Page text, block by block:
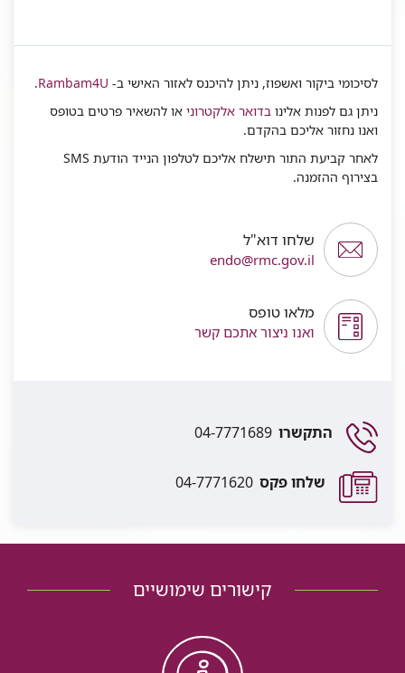
לסיכומי ביקור ואשפוז, ניתן להיכנס לאזור האישי ב- Rambam4U
.
ניתן גם לפנות אלינו בדואר אלקטרוני או להשאיר פרטים בטופס
ואנו נחזור אליכם בהקדם.
לאחר קביעת התור תישלח אליכם לטלפון הנייד הודעת SMS
בצירוף ההזמנה.
שלחו דוא"ל
endo@rmc.gov.il
מלאו טופס
ואנו ניצור אתכם קשר
התקשרו 04-7771689
שלחו פקס 04-7771620
קישורים שימושיים